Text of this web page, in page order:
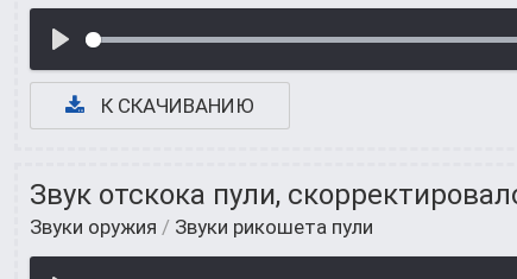
К СКАЧИВАНИЮ
Звук отскока пули,
Звуки оружия / Звуки рикошета пули